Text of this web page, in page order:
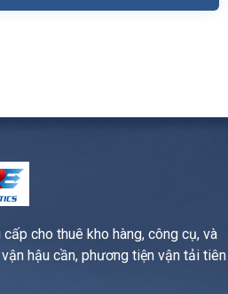
cho thuê kho hàng, công cụ, và
hậu cần, phương tiện vận tải tiên